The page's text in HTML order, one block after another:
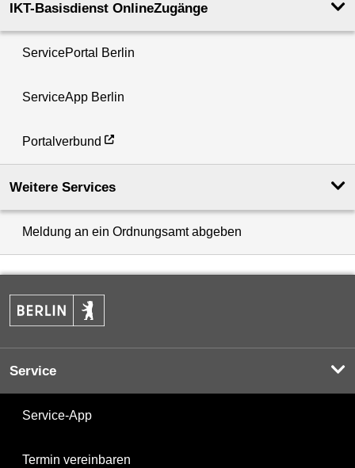
IKT-Basisdienst OnlineZugänge
ServicePortal Berlin
ServiceApp Berlin
Portalverbund
Weitere Services
Meldung an ein Ordnungsamt abgeben
Service
Service-App
Termin vereinbaren